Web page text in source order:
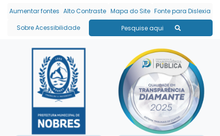
Seção de atalhos e
Ir para o conteúdo [alt+1]
Ir para o menu [alt+2]
Ir para a busca [alt+3]
Ir para o rodapé [alt+4]
Aumentar fontes Alto Contraste Mapa do Site Fonte para Dislexia
Sobre Acessibilidade
Pesquise aqui